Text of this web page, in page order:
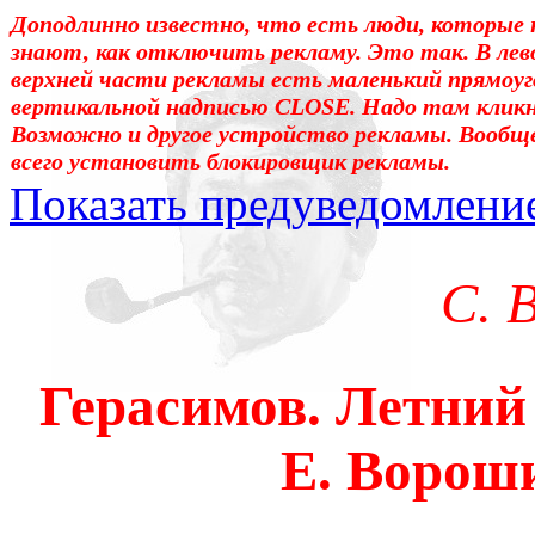
Доподлинно известно, что есть люди, которые
знают, как отключить рекламу. Это так. В
верхней части рекламы есть маленький
вертикальной надписью CLOSE. Надо там
Возможно и другое устройство рекламы.
всего установить блокировщик рекламы.
Показать
Уважаемые! Умоляю: не
отошли от суеты. – Перед
трудным чтением. И ещё:
достаточно, чтоб
медленно перечитать,
С.
Герасимов.
Е.